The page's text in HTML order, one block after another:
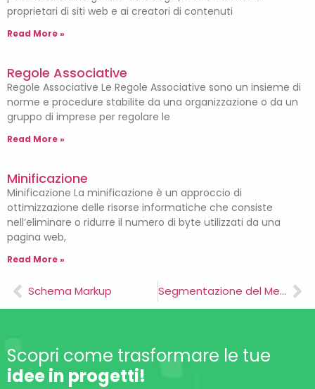
proprietari di siti web e ai creatori di contenuti
Read More »
Regole Associative
Regole Associative Le Regole Associative sono un insieme di
norme e procedure stabilite da una organizzazione o da un
gruppo di imprese per regolare le
Read More »
Minificazione
Minificazione La minificazione è un approccio di
ottimizzazione delle risorse informatiche che consiste
nell’eliminare o ridurre il numero di byte utilizzati da una
pagina web,
Read More »
Schema Markup Segmentazione del Mercato
Scopri come trasformare le tue
idee in progetti!